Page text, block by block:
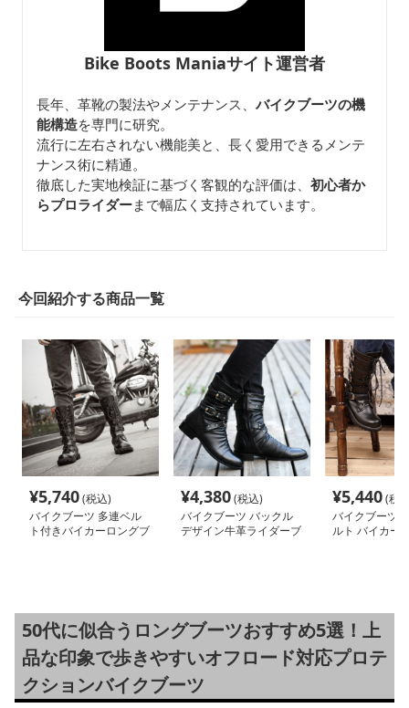
Bike Boots Maniaサイト運営者
長年、革靴の製法やメンテナンス、 バイクブーツの機
能構造を専門に研究。
流行に左右されない機能美と、長く愛用できるメンテ
ナンス術に精通。
徹底した実地検証に基づく客観的な評価は、 初心者か
らプロライダーまで幅広く支持されています。
今回紹介する商品一覧
¥5,740(税込)
バイクブーツ 多連ベル
ト付きバイカーロングブ
¥4,380(税込)
バイクブーツ バックル
デザイン牛革ライダーブ
¥5,440(税
バイクブーツ
ルト バイカー
50代に似合うロングブーツおすすめ5選！上
品な印象で歩きやすいオフロード対応プロテ
クションバイクブーツ